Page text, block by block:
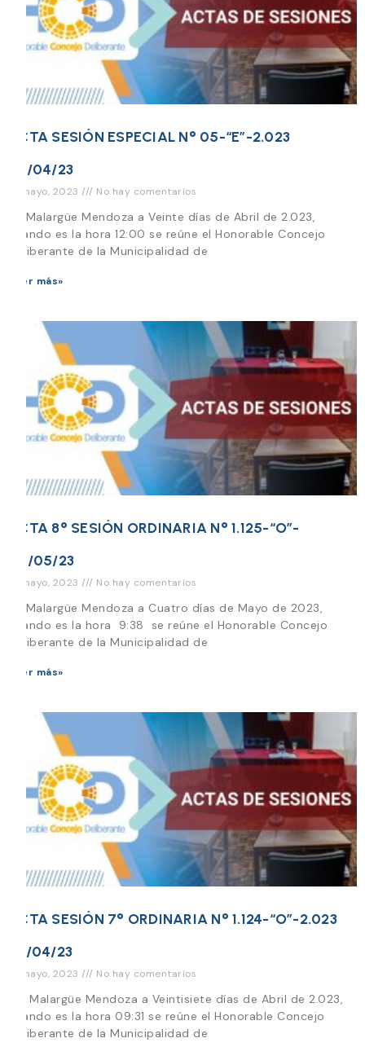
ACTA SESIÓN ESPECIAL N° 05-“E”-2.023
20/04/23
12 mayo, 2023 No hay comentarios
En Malargüe Mendoza a Veinte días de Abril de 2.023,
cuando es la hora 12:00 se reúne el Honorable Concejo
Deliberante de la Municipalidad de
Leer más»
ACTA 8° SESIÓN ORDINARIA N° 1.125-“O”-
04/05/23
12 mayo, 2023 No hay comentarios
En Malargüe Mendoza a Cuatro días de Mayo de 2023,
cuando es la hora 9:38 se reúne el Honorable Concejo
Deliberante de la Municipalidad de
Leer más»
ACTA SESIÓN 7° ORDINARIA N° 1.124-“O”-2.023
27/04/23
12 mayo, 2023 No hay comentarios
En Malargüe Mendoza a Veintisiete días de Abril de 2.023,
cuando es la hora 09:31 se reúne el Honorable Concejo
Deliberante de la Municipalidad de